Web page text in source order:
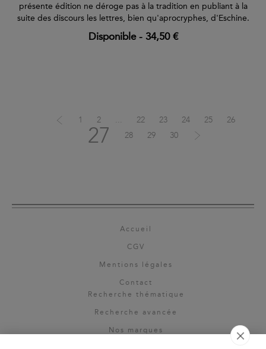
présente édition ne déroge pas à la tradition en publiant à la
suite des discours les lettres, bien qu'aprocryphes, d'Eschine.
Disponible- 34,50 €
1 2 ... 22 23 24 25 26
27 28 29 30
Accueil
CGV
Mentions légales
Contact
Recherche thématique
Recherche avancée
Nos marques